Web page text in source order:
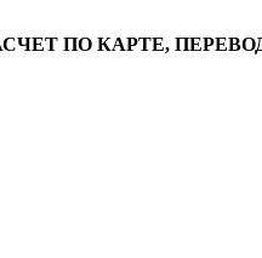
ПО КАРТЕ,